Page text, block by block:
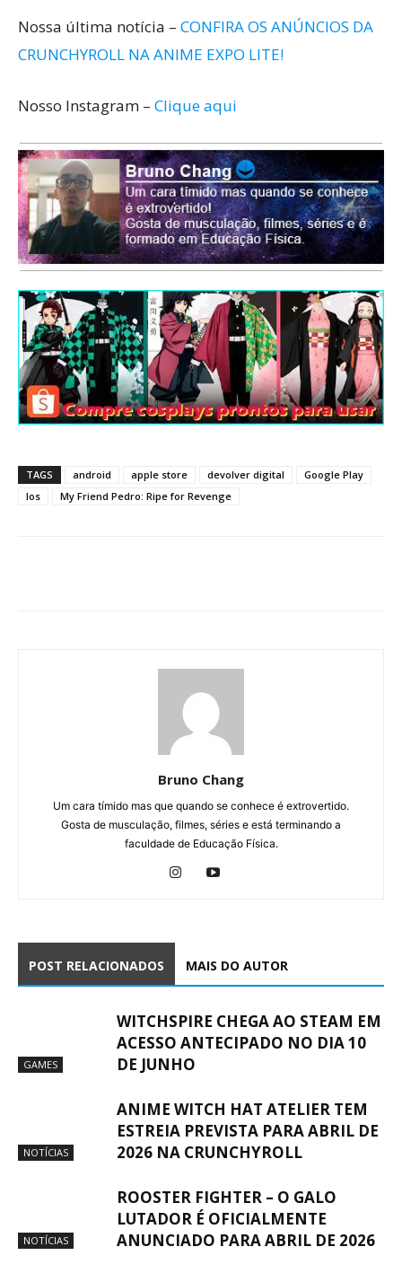
Nossa última notícia – CONFIRA OS ANÚNCIOS DA
CRUNCHYROLL NA ANIME EXPO LITE!
Nosso Instagram – Clique aqui
TAGS android apple store devolver digital
Google Play
Ios
My Friend Pedro: Ripe for Revenge
Bruno Chang
Um cara tímido mas que quando se conhece é extrovertido.
Gosta de musculação, filmes, séries e está terminando a
faculdade de Educação Física.
POST RELACIONADOS MAIS DO AUTOR
GAMES
WITCHSPIRE CHEGA AO STEAM EM
ACESSO ANTECIPADO NO DIA 10
DE JUNHO
NOTÍCIAS
ANIME WITCH HAT ATELIER TEM
ESTREIA PREVISTA PARA ABRIL DE
2026 NA CRUNCHYROLL
NOTÍCIAS
ROOSTER FIGHTER – O GALO
LUTADOR É OFICIALMENTE
ANUNCIADO PARA ABRIL DE 2026